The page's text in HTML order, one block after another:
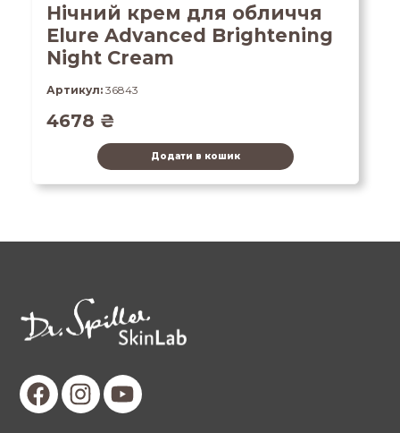
Нічний крем для обличчя
Elure Advanced Brightening
Night Cream
Артикул: 36843
4678 ₴
Додати в кошик